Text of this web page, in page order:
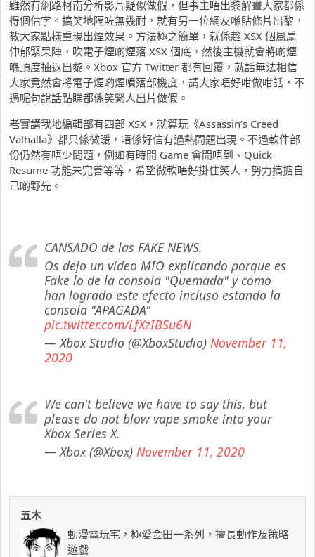
雖然有網路柯南分析影片疑似做假，但事主唔出黎解畫大家都係
得個估字。搞笑地隔咗無幾耐，就有另一位網友喺貼條片出黎，
教大家點樣重現出煙效果。方法極之簡單，就係趁 XSX 個風扇
仲郁緊果陣，吹電子煙啲煙落 XSX 個底，然後主機就會將啲煙
喺頂度抽返出黎。Xbox 官方 Twitter 都有回覆，就話無法相信
大家竟然會將電子煙啲煙噴落部機度，請大家唔好咁做咁話，不
過呢句說話點睇都係笑緊人出片做假。
老實講我地編輯部有四部 XSX，就算玩《Assassin’s Creed
Valhalla》都只係微暖，唔係好信有過熱問題出現。不過軟件部
份仍然有唔少問題，例如有時開 Game 會開唔到、Quick
Resume 功能未完善等等，希望微軟唔好掛住笑人，努力搞掂自
己啲野先。
CANSADO de las FAKE NEWS.
Os dejo un video MIO explicando porque es
Fake lo de la consola "Quemada" y como
han logrado este efecto incluso estando la
consola "APAGADA"
pic.twitter.com/LfXzIBSu6N
— Xbox Studio (@XboxStudio) November 11,
2020
We can't believe we have to say this, but
please do not blow vape smoke into your
Xbox Series X.
— Xbox (@Xbox) November 11, 2020
五木
動漫電玩宅，極愛金田一系列，擅長動作及策略
遊戲